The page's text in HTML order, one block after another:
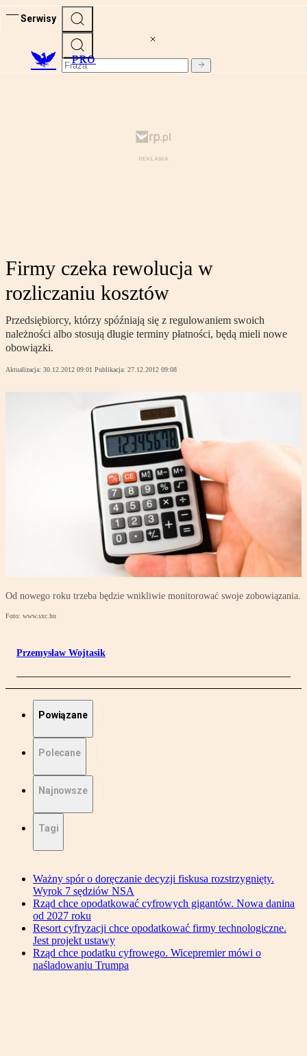
Serwisy
PRO
Firmy czeka rewolucja w
rozliczaniu kosztów
Przedsiębiorcy, którzy spóźniają się z regulowaniem swoich
należności albo stosują długie terminy płatności, będą mieli nowe
obowiązki.
Aktualizacja: 30.12.2012 09:01 Publikacja: 27.12.2012 09:08
Od nowego roku trzeba będzie wnikliwie monitorować swoje zobowiązania.
Foto: www.sxc.hu
Przemysław Wojtasik
Powiązane
Polecane
Najnowsze
Tagi
Ważny spór o doręczanie decyzji fiskusa rozstrzygnięty.
Wyrok 7 sędziów NSA
Rząd chce opodatkować cyfrowych gigantów. Nowa danina
od 2027 roku
Resort cyfryzacji chce opodatkować firmy technologiczne.
Jest projekt ustawy
Rząd chce podatku cyfrowego. Wicepremier mówi o
naśladowaniu Trumpa